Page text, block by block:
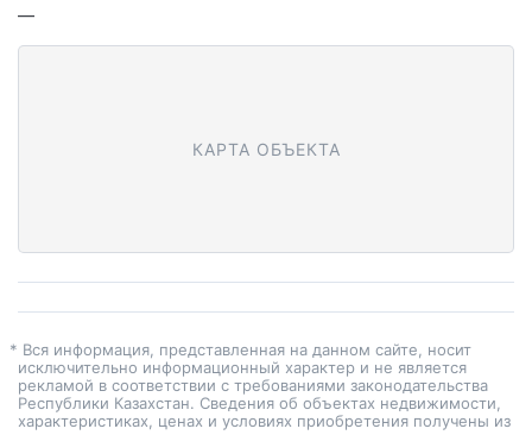
—
КАРТА ОБЪЕКТА
* Вся информация, представленная на данном сайте, носит
исключительно информационный характер и не является
рекламой в соответствии с требованиями законодательства
Республики Казахстан. Сведения об объектах недвижимости,
характеристиках, ценах и условиях приобретения получены из